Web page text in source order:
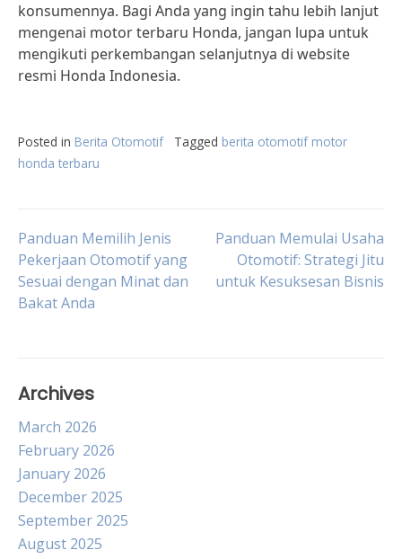
konsumennya. Bagi Anda yang ingin tahu lebih lanjut
mengenai motor terbaru Honda, jangan lupa untuk
mengikuti perkembangan selanjutnya di website
resmi Honda Indonesia.
Posted in Berita Otomotif Tagged berita otomotif motor
honda terbaru
Post
navigation
Panduan Memilih Jenis
Pekerjaan Otomotif yang
Sesuai dengan Minat dan
Bakat Anda
Panduan Memulai Usaha
Otomotif: Strategi Jitu
untuk Kesuksesan Bisnis
Archives
March 2026
February 2026
January 2026
December 2025
September 2025
August 2025